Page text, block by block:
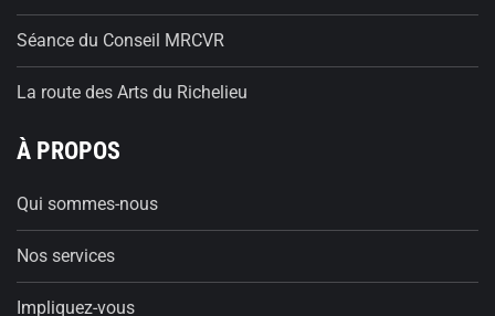
Séance du Conseil MRCVR
La route des Arts du Richelieu
À PROPOS
Qui sommes-nous
Nos services
Impliquez-vous